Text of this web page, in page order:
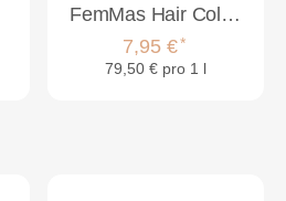
FemMas Hair Color Cream 100ml Haarfarbe Lichtblond Asch 9.1
7,95 €*
79,50 € pro 1 l